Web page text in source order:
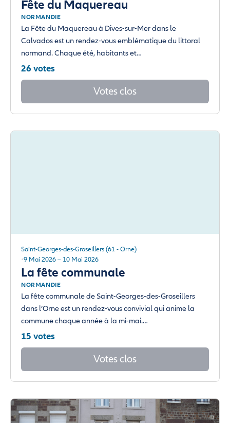
Fête du Maquereau
NORMANDIE
La Fête du Maquereau à Dives-sur-Mer dans le
Calvados est un rendez-vous emblématique du littoral
normand. Chaque été, habitants et…
26 votes
Votes clos
Saint-Georges-des-Groseillers (61 - Orne)
9 Mai 2026 – 10 Mai 2026
La fête communale
NORMANDIE
La fête communale de Saint-Georges-des-Groseillers
dans l’Orne est un rendez-vous convivial qui anime la
commune chaque année à la mi-mai.…
15 votes
Votes clos